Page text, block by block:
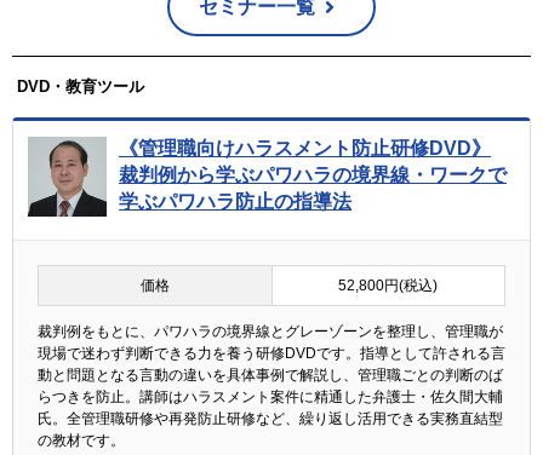
セミナー一覧
DVD・教育ツール
《管理職向けハラスメント防止研修DVD》
裁判例から学ぶパワハラの境界線・ワークで
学ぶパワハラ防止の指導法
価格 52,800円(税込)
裁判例をもとに、パワハラの境界線とグレーゾーンを整理し、管理職が
現場で迷わず判断できる力を養う研修DVDです。指導として許される言
動と問題となる言動の違いを具体事例で解説し、管理職ごとの判断のば
らつきを防止。講師はハラスメント案件に精通した弁護士・佐久間大輔
氏。全管理職研修や再発防止研修など、繰り返し活用できる実務直結型
の教材です。